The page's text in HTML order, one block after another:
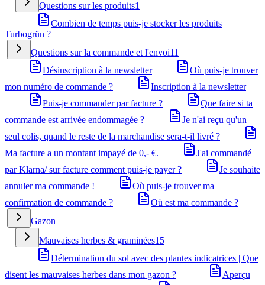
Questions sur les produits1
Combien de temps puis-je stocker les produits
Turbogrün ?
Questions sur la commande et l'envoi11
Désinscription à la newsletter
Où puis-je trouver
mon numéro de commande ?
Inscription à la newsletter
Puis-je commander par facture ?
Que faire si ta
commande est arrivée endommagée ?
Je n'ai reçu qu'un
seul colis, quand le reste de la marchandise sera-t-il livré ?
Ma facture a un montant impayé de 0,- €.
J'ai commandé
par Klarna/ sur facture comment puis-je payer ?
Je souhaite
annuler ma commande !
Où puis-je trouver ma
confirmation de commande ?
Où est ma commande ?
Gazon
Mauvaises herbes & graminées15
Détermination du sol avec des plantes indicatrices | Que
disent les mauvaises herbes dans mon gazon ?
Aperçu